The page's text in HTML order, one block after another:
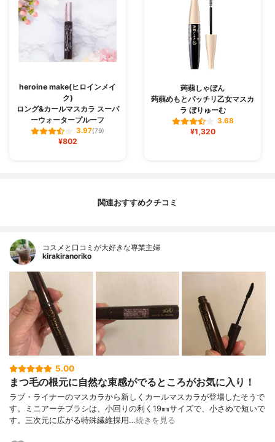
heroine make(ヒロインメイ
ク)
ロング&カールマスカラ スーパ
ーウォータープルーフ
3.97(79)
¥802
蒟蒻しゃぼん
蒟蒻めもとパッチリ乙女マスカ
ラ ぼりゅーむ
3.68
¥1,320
関連おすすめクチコミ
コスメと口コミが大好きな専業主婦
kirakiranoriko
5.00
まつ毛の根元に自然な束感がでるところがお気に入り！
ラブ・ライナーのマスカラから新しくカールマスカラが登場したそうで
す。ミニアーチブラシは、小回りの利く19㎜サイズで、小さめで短いで
す。三次元に広がる特殊繊維採用…続きを見る